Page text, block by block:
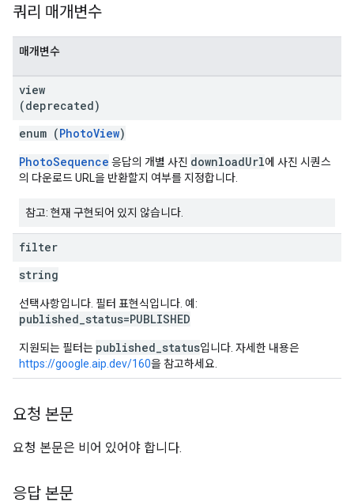
쿼리 매개변수
매개변수
view
(deprecated)
enum (PhotoView)
PhotoSequence 응답의 개별 사진 downloadUrl에 사진 시퀀스
의 다운로드 URL을 반환할지 여부를 지정합니다.
참고: 현재 구현되어 있지 않습니다.
filter
string
선택사항입니다. 필터 표현식입니다. 예:
published_status=PUBLISHED
지원되는 필터는 published_status입니다. 자세한 내용은
https://google.aip.dev/160을 참고하세요.
요청 본문
요청 본문은 비어 있어야 합니다.
응답 본문